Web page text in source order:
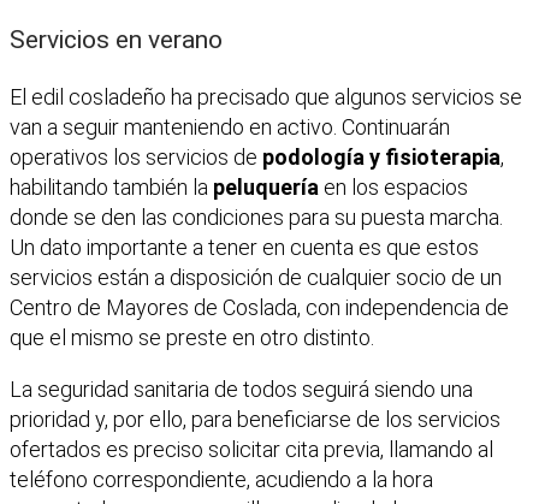
Servicios en verano
El edil cosladeño ha precisado que algunos servicios se
van a seguir manteniendo en activo. Continuarán
operativos los servicios de podología y fisioterapia,
habilitando también la peluquería en los espacios
donde se den las condiciones para su puesta marcha.
Un dato importante a tener en cuenta es que estos
servicios están a disposición de cualquier socio de un
Centro de Mayores de Coslada, con independencia de
que el mismo se preste en otro distinto.
La seguridad sanitaria de todos seguirá siendo una
prioridad y, por ello, para beneficiarse de los servicios
ofertados es preciso solicitar cita previa, llamando al
teléfono correspondiente, acudiendo a la hora